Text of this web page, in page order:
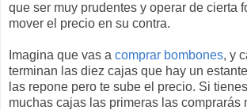
que ser muy prudentes y operar de cierta
mover el precio en su contra.
Imagina que vas a comprar bombones, y
terminan las diez cajas que hay un
las repone pero te sube el precio. Si
muchas cajas las primeras las comprarás